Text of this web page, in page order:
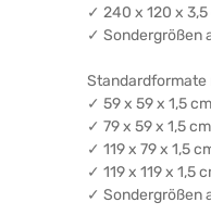
✓ 240 x 120 x
✓ Sondergrößen
Standardformate
✓ 59 x 59 x 1,5 cm
✓ 79 x 59 x 1,5 cm
✓ 119 x 79 x 1,5
✓ 119 x 119 x 1,5
✓ Sondergrößen